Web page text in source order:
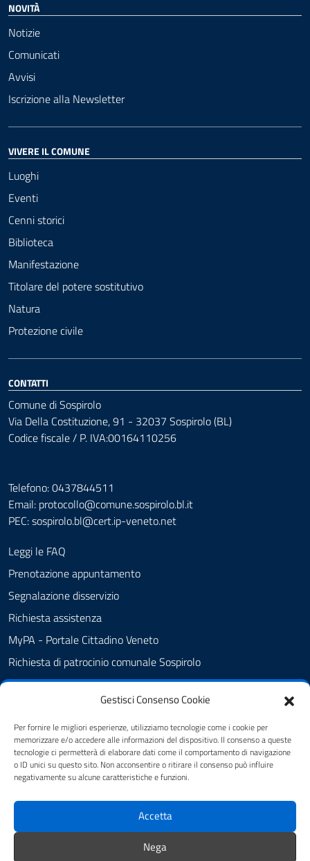
Gestisci Consenso Cookie
Per fornire le migliori esperienze, utilizziamo tecnologie come i cookie per
memorizzare e/o accedere alle informazioni del dispositivo. Il consenso a queste
tecnologie ci permetterà di elaborare dati come il comportamento di navigazione
o ID unici su questo sito. Non acconsentire o ritirare il consenso può influire
negativamente su alcune caratteristiche e funzioni.
Accetta
Nega
NOVITÀ
Notizie
Comunicati
Avvisi
Iscrizione alla Newsletter
VIVERE IL COMUNE
Luoghi
Eventi
Cenni storici
Biblioteca
Manifestazione
Titolare del potere sostitutivo
Natura
Protezione civile
CONTATTI
Comune di Sospirolo
Via Della Costituzione, 91 - 32037 Sospirolo (BL)
Codice fiscale / P. IVA:00164110256
Telefono: 0437844511
Email: protocollo@comune.sospirolo.bl.it
PEC:sospirolo.bl@cert.ip-veneto.net
Leggi le FAQ
Prenotazione appuntamento
Segnalazione disservizio
Richiesta assistenza
MyPA - Portale Cittadino Veneto
Richiesta di patrocinio comunale Sospirolo
Amministrazione trasparente
Cookie Policy
Informativa privacy
Dichiarazione di accessibilità
Feedback